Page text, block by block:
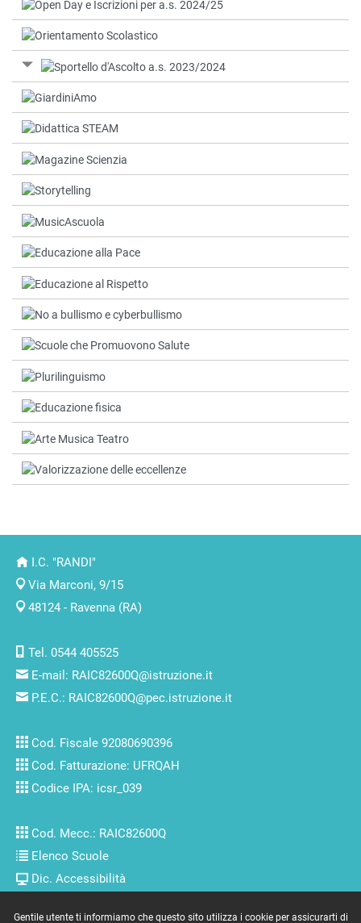
I.C. "RANDI"
Via Marconi, 9/15
48124 - Ravenna (RA)
Tel. 0544 405525
E-mail: RAIC82600Q@istruzione.it
P.E.C.: RAIC82600Q@pec.istruzione.it
Cod. Fiscale 92080690396
Cod. Fatturazione: UFRQAH
Codice IPA: icsr_039
Cod. Mecc.: RAIC82600Q
Elenco Scuole
Dic. Accessibilità
Gentile utente ti informiamo che questo sito utilizza i cookie per assicurarti di